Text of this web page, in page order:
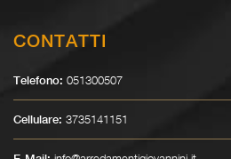
CONTATTI
Telefono: 051300507
Cellulare: 3735141151